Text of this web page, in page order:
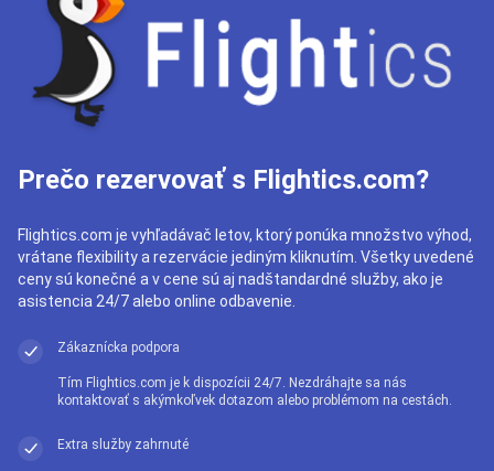
Prečo rezervovať s Flightics.com?
Flightics.com je vyhľadávač letov, ktorý ponúka množstvo výhod,
vrátane flexibility a rezervácie jediným kliknutím. Všetky uvedené
ceny sú konečné a v cene sú aj nadštandardné služby, ako je
asistencia 24/7 alebo online odbavenie.
Zákaznícka podpora
Tím Flightics.com je k dispozícii 24/7. Nezdráhajte sa nás
kontaktovať s akýmkoľvek dotazom alebo problémom na cestách.
Extra služby zahrnuté